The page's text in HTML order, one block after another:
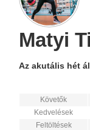
Matyi
Az akutális hét
Követők
Kedvelések
Feltöltések